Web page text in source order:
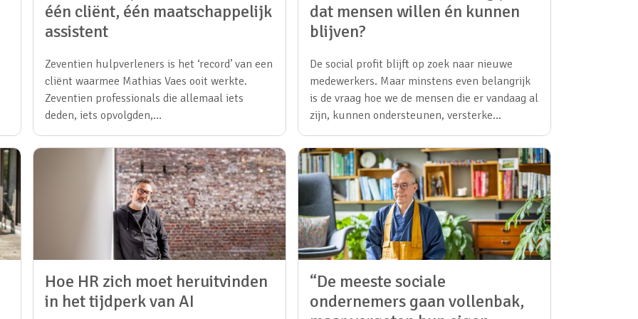
één cliënt, één maatschappelijk
assistent
Zeventien hulpverleners is het ‘record’ van een
cliënt waarmee Mathias Vaes ooit werkte.
Zeventien professionals die allemaal iets
deden, iets opvolgden,…
dat mensen willen én kunnen
blijven?
De social profit blijft op zoek naar nieuwe
medewerkers. Maar minstens even belangrijk
is de vraag hoe we de mensen die er vandaag al
zijn, kunnen ondersteunen, versterke…
Hoe HR zich moet heruitvinden
in het tijdperk van AI
“De meeste sociale
ondernemers gaan vollenbak,